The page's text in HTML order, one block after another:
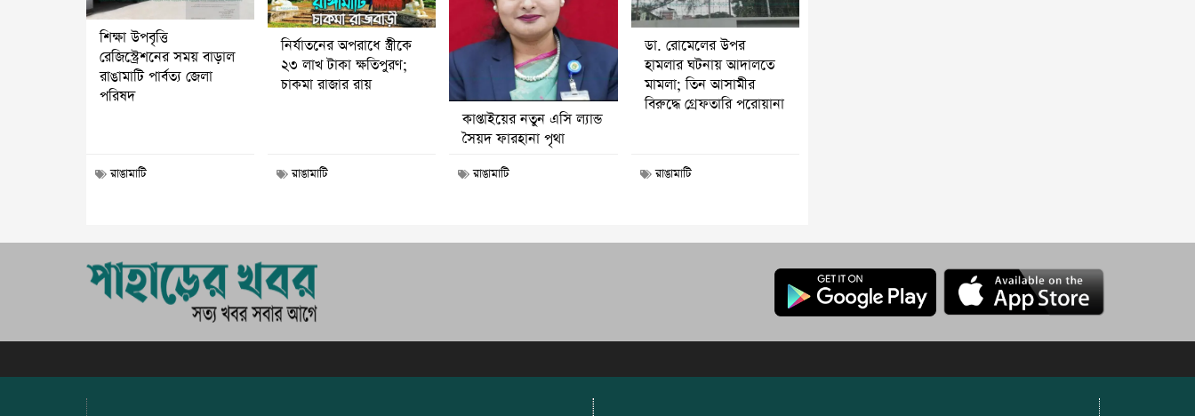
শিক্ষা উপবৃত্তি
রেজিস্ট্রেশনের সময় বাড়াল
রাঙামাটি পার্বত্য জেলা
পরিষদ
রাঙামাটি
নির্যাতনের অপরাধে স্ত্রীকে
২৩ লাখ টাকা ক্ষতিপুরণ;
চাকমা রাজার রায়
রাঙামাটি
কাপ্তাইয়ের নতুন এসি ল্যান্ড
সৈয়দ ফারহানা পৃথা
রাঙামাটি
ডা. রোমেলের উপর
হামলার ঘটনায় আদালতে
মামলা; তিন আসামীর
বিরুদ্ধে গ্রেফতারি পরোয়ানা
রাঙামাটি